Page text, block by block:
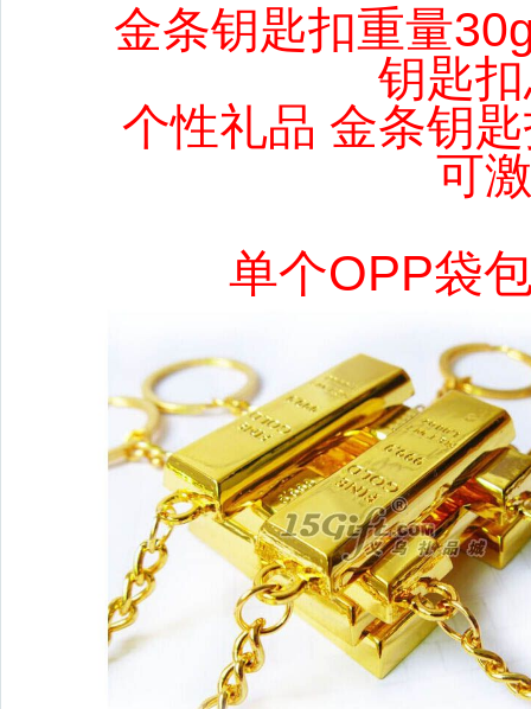
金条钥匙扣重量
钥匙
个性礼品 金条钥
可
单个OPP袋